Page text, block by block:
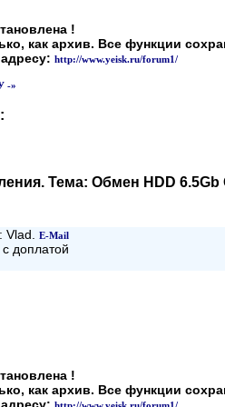
!
как архив. Все функции
http://www.yeisk.ru/forum1/
-»
. Тема: Обмен HDD 6.5Gb
E-Mail
доплатой
!
как архив. Все функции